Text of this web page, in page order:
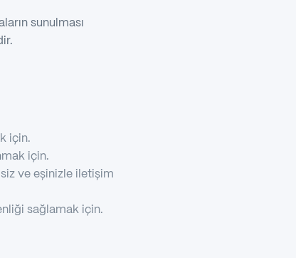
sunulması
için.
için.
ve eşinizle iletişim
sağlamak için.